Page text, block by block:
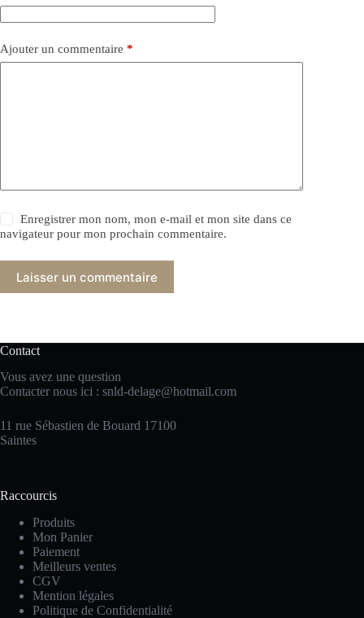
Ajouter un commentaire *
Enregistrer mon nom, mon e-mail et mon site dans ce
navigateur pour mon prochain commentaire.
Laisser un commentaire
Contact
Vous avez une question
Contacter nous ici : snld-delage@hotmail.com
11 rue Sébastien de Bouard 17100
Saintes
Raccourcis
Produits
Mon Panier
Paiement
Meilleurs ventes
CGV
Mention légales
Politique de Confidentialité